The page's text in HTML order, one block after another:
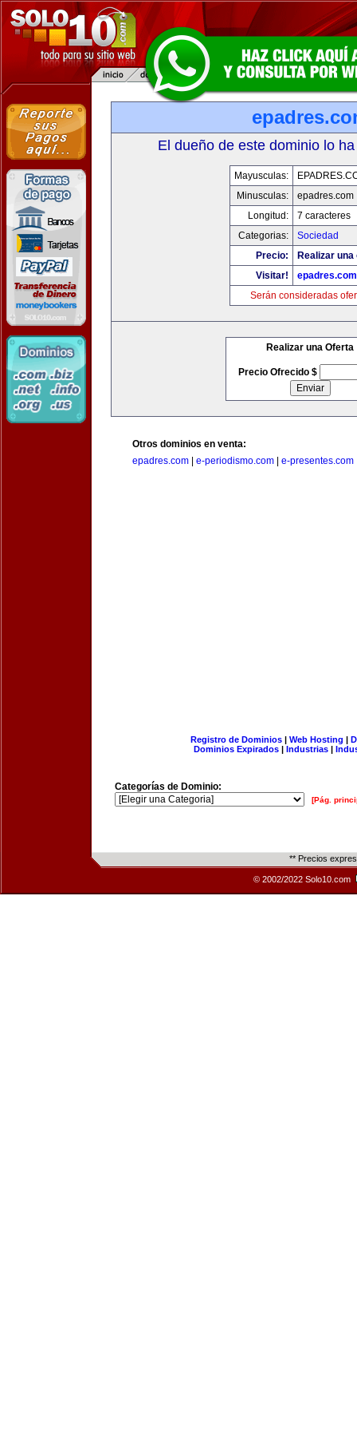
El dueño de este dominio lo
Mayusculas:
Minusculas:
epadres.com
Longitud:
7 caracteres
Categorias:
Sociedad
Precio:
Realizar
Visitar!
epadres.com
Serán consideradas
Realizar una Oferta
Precio Ofrecido $
Otros dominios en venta:
epadres.com
e-periodismo.com e-presentes.com
Registro de Dominios| Web Hosting |
Dominios Expirados | Industrias |
Categorías de Dominio:
[Pág.
** Precios
© 2002/2022 Solo10.com